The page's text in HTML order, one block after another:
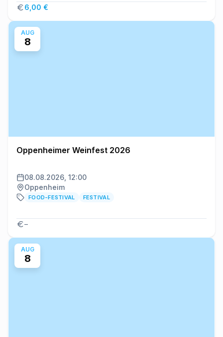
6,00 €
AUG
8
Oppenheimer Weinfest 2026
08.08.2026, 12:00
Oppenheim
FOOD-FESTIVAL FESTIVAL
–
AUG
8